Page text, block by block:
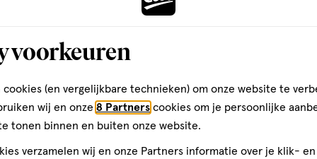
Liquid Capsules 500
20 stuks
Toevoegenverhoog aantal met één
geneesmiddel,
geneesmiddel
1 Toevoegen
Gratisbezorging vanaf €35 Gratisretour binnen 30
voorkeuren
cookies (en vergelijkbare technieken) om onze website te
wij en onze 8 Partners cookies om je persoonlijke
tonen binnen en buiten onze website.
verzamelen wij en onze Partners informatie over je klik-